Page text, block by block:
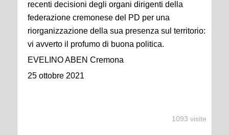
recenti decisioni degli organi dirigenti della
federazione cremonese del PD per una
riorganizzazione della sua presenza sul territorio:
vi avverto il profumo di buona politica.
EVELINO ABEN Cremona
25 ottobre 2021
1093 visite